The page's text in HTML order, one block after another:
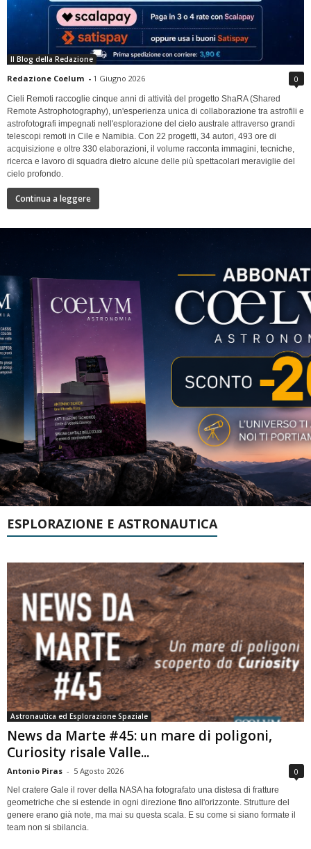
Il Blog della Redazione
Redazione Coelum - 1 Giugno 2026 0
Cieli Remoti raccoglie cinque anni di attività del progetto ShaRA (Shared
Remote Astrophotography), un'esperienza unica di collaborazione tra astrofili e
astrofotografi impegnati nell'esplorazione del cielo australe attraverso grandi
telescopi remoti in Cile e Namibia. Con 22 progetti, 34 autori, 493 ore di
acquisizione e oltre 330 elaborazioni, il volume racconta immagini, tecniche,
ricerca e lavoro di squadra dietro alcune delle più spettacolari meraviglie del
cielo profondo.
Continua a leggere
ESPLORAZIONE E ASTRONAUTICA
Astronautica ed Esplorazione Spaziale
News da Marte #45: un mare di poligoni,
Curiosity risale Valle...
Antonio Piras - 5 Agosto 2026 0
Nel cratere Gale il rover della NASA ha fotografato una distesa di fratture
geometriche che si estende in ogni direzione fino all'orizzonte. Strutture del
genere erano già note, ma mai su questa scala. E su come si siano formate il
team non si sbilancia.